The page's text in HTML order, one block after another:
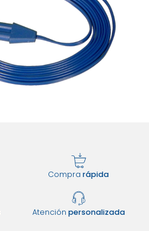
Comprarápida
Atención personalizada